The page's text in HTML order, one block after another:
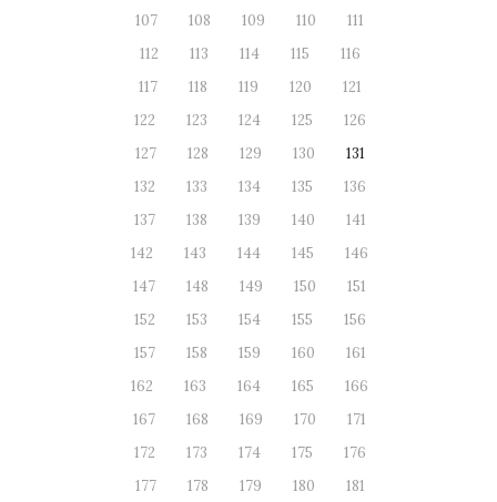
107
108 109 110
111
112
113 114 115
116
117
118 119 120
121
122
123 124 125
126
127
128 129 130
131
132
133 134 135
136
137
138 139 140
141
142
143 144 145
146
147
148 149 150
151
152
153 154 155
156
157
158 159 160
161
162
163 164 165
166
167
168 169 170
171
172
173 174 175
176
177
178 179 180
181